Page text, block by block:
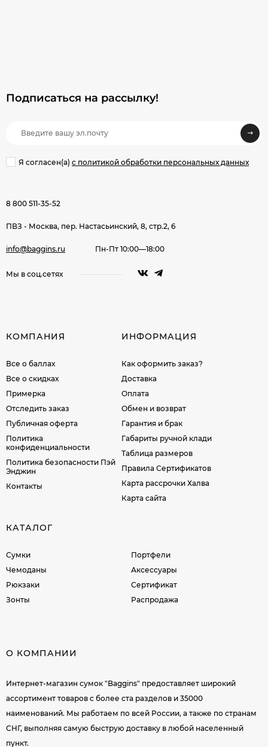
Подписаться на рассылкy!
Я согласен(a) с политикой обработки персональных данных
8 800 511-35-52
ПВЗ - Москва, пер. Настасьинский, 8, стр.2, 6
info@baggins.ru Пн-Пт 10:00—18:00
Мы в соц.сетях
КОМПАНИЯ
Все о баллах
Все о скидках
Примерка
Отследить заказ
Публичная оферта
Политика
конфиденциальности
Политика безопасности Пэй
Энджин
Контакты
ИНФОРМАЦИЯ
Как оформить заказ?
Доставка
Оплата
Обмен и возврат
Гарантия и брак
Габариты ручной клади
Таблица размеров
Правила Сертификатов
Карта рассрочки Халва
Карта сайта
КАТАЛОГ
Сумки
Чемоданы
Рюкзаки
Зонты
Портфели
Аксессуары
Сертификат
Распродажа
О КОМПАНИИ
Интернет-магазин сумок "Baggins" предоставляет широкий
ассортимент товаров c более ста разделов и 35000
наименований. Мы работаем по всей России, а также по странам
СНГ, выполняя самую быструю доставку в любой населенный
пункт.